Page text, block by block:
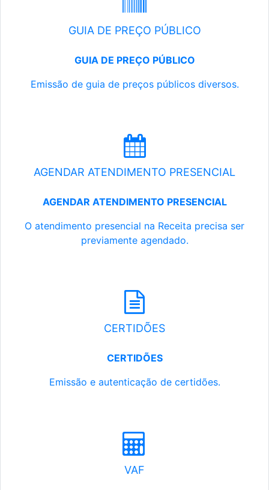
GUIA DE PREÇO PÚBLICO
GUIA DE PREÇO PÚBLICO
Emissão de guia de preços públicos diversos.
AGENDAR ATENDIMENTO PRESENCIAL
AGENDAR ATENDIMENTO PRESENCIAL
O atendimento presencial na Receita precisa ser
previamente agendado.
CERTIDÕES
CERTIDÕES
Emissão e autenticação de certidões.
VAF